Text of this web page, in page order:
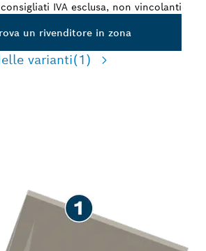
IVA esclusa, non vincolanti
un rivenditore in zona
varianti(1)